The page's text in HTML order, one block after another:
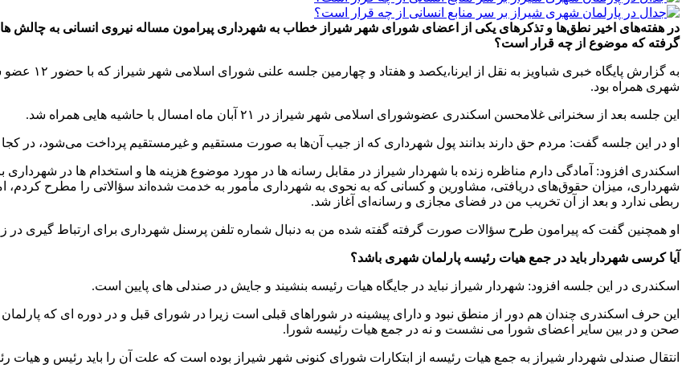
در هفته‌های اخیر نطق‌ها و تذکرهای یکی از اعضای شورای شهر شیراز خطاب به شهرداری پیرامون مساله نیروی انسانی به چالش
گرفته که موضوع از چه قرار است؟
به گزارش
شهری همراه بود.
این جلسه بعد از سخنرانی غلامحسن اسکندری عضوشورای اسلامی شهر شیراز در ۲۱ آبان ماه امسال با حاشیه هایی همراه شد.
او در این جلسه گفت: مردم حق دارند بدانند پول شهرداری که از جیب آن‌ها به صورت مستقیم و غیرمستقیم پرداخت می‌شود، در
شهرداری، میزان حقوق‌های دریافتی، مشاورین و کسانی که به نحوی به شهرداری مأمور به خدمت شده‌اند سؤالاتی را مطرح کردم،
ربطی ندارد و بعد از آن تخریب من در فضای مجازی و رسانه‌ای آغاز شد.
او همچنین گفت که پیرامون طرح سؤالات صورت گرفته گفته شده من به دنبال شماره تلفن پرسنل شهرداری برای ارتباط ‌گیری در
آیا کرسی شهردار باید در جمع هیات رئیسه پارلمان شهری باشد؟
اسکندری در این جلسه افزود: شهردار شیراز نباید در جایگاه هیات رئیسه بنشیند و جایش در صندلی های پایین است.
این حرف اسکندری چندان هم دور از منطق نبود و دارای پیشینه در شوراهای قبلی است زیرا در شورای قبل و در دوره ای که
صحن و در بین سایر اعضای شورا می نشست و نه در جمع هیات رئیسه شورا.
انتقال صندلی شهردار شیراز به جمع هیات رئیسه از ابتکارات شورای کنونی شهر شیراز بوده است که علت آن را باید رئیس و هیات